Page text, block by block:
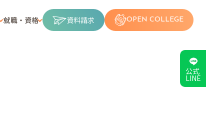
就職・資格 資料請求 OPEN COLLEGE
公式
LINE